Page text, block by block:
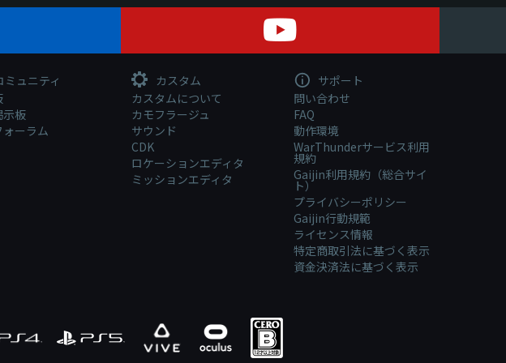
ミュニティ
示板
ォーラム
カスタム
カスタムについて
カモフラージュ
サウンド
CDK
ロケーションエディタ
ミッションエディタ
サポート
問い合わせ
FAQ
動作環境
WarThunderサービス利用
規約
Gaijin利用規約（総合サイ
ト）
プライバシーポリシー
Gaijin行動規範
ライセンス情報
特定商取引法に基づく表示
資金決済法に基づく表示